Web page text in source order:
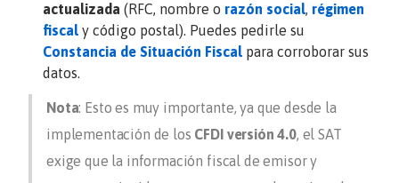
actualizada (RFC, nombre o razón social, régimen
fiscal y código postal). Puedes pedirle su
Constancia de Situación Fiscal para corroborar sus
datos.
Nota: Esto es muy importante, ya que desde la
implementación de los CFDI versión 4.0, el SAT
exige que la información fiscal de emisor y